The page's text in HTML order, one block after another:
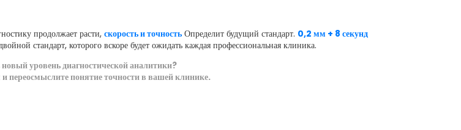
продолжает расти,скорость и точность Определит будущий стандарт. 0,2 мм + 8 секунд
стандарт, которого вскоре будет ожидать каждая профессиональная клиника.
уровень диагностической аналитики?
переосмыслите понятие точности в вашей клинике.